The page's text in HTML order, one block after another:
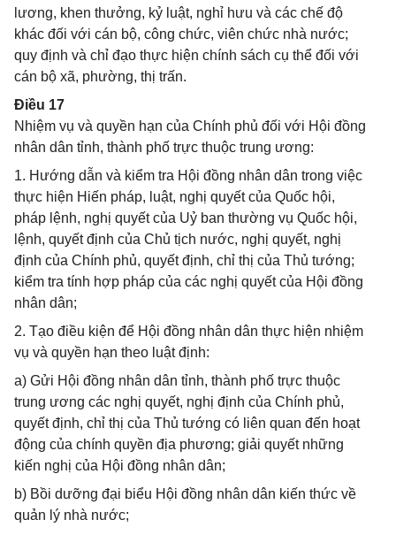
lương, khen thưởng, kỷ luật, nghỉ hưu và các chế độ
khác đối với cán bộ, công chức, viên chức nhà nước;
quy định và chỉ đạo thực hiện chính sách cụ thể đối với
cán bộ xã, phường, thị trấn.
Điều 17
Nhiệm vụ và quyền hạn của Chính phủ đối với Hội đồng
nhân dân tỉnh, thành phố trực thuộc trung ương:
1. Hướng dẫn và kiểm tra Hội đồng nhân dân trong việc
thực hiện Hiến pháp, luật, nghị quyết của Quốc hội,
pháp lệnh, nghị quyết của Uỷ ban thường vụ Quốc hội,
lệnh, quyết định của Chủ tịch nước, nghị quyết, nghị
định của Chính phủ, quyết định, chỉ thị của Thủ tướng;
kiểm tra tính hợp pháp của các nghị quyết của Hội đồng
nhân dân;
2. Tạo điều kiện để Hội đồng nhân dân thực hiện nhiệm
vụ và quyền hạn theo luật định:
a) Gửi Hội đồng nhân dân tỉnh, thành phố trực thuộc
trung ương các nghị quyết, nghị định của Chính phủ,
quyết định, chỉ thị của Thủ tướng có liên quan đến hoạt
động của chính quyền địa phương; giải quyết những
kiến nghị của Hội đồng nhân dân;
b) Bồi dưỡng đại biểu Hội đồng nhân dân kiến thức về
quản lý nhà nước;